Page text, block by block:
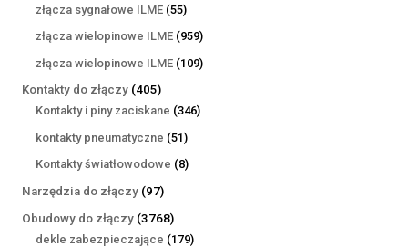
złącza sygnałowe ILME 5555
produktów
złącza wielopinowe ILME 959959
produktów
złącza wielopinowe ILME 109109
Kontakty do złączy 405405
produktów
Kontakty i piny zaciskane 346346
kontakty pneumatyczne 5151
produktów
Kontakty światłowodowe 88
Narzędzia do złączy 9797
produktów
Obudowy do złączy 37683768
produktów
dekle zabezpieczające 179179